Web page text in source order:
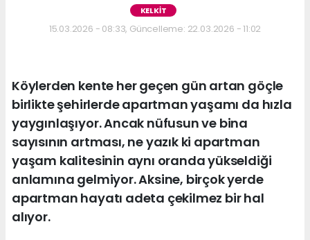
KELKİT
15.03.2026 - 08:33, Güncelleme: 22.03.2026 - 11:02
Köylerden kente her geçen gün artan göçle
birlikte şehirlerde apartman yaşamı da hızla
yaygınlaşıyor. Ancak nüfusun ve bina
sayısının artması, ne yazık ki apartman
yaşam kalitesinin aynı oranda yükseldiği
anlamına gelmiyor. Aksine, birçok yerde
apartman hayatı adeta çekilmez bir hal
alıyor.